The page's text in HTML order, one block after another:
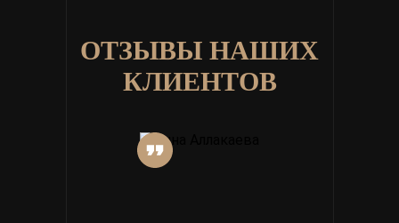
ОТЗЫВЫ НАШИХ
КЛИЕНТОВ